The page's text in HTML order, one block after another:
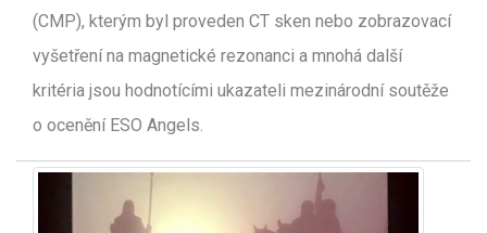
(CMP), kterým byl proveden CT sken nebo zobrazovací
vyšetření na magnetické rezonanci a mnohá další
kritéria jsou hodnotícími ukazateli mezinárodní soutěže
o ocenění ESO Angels.